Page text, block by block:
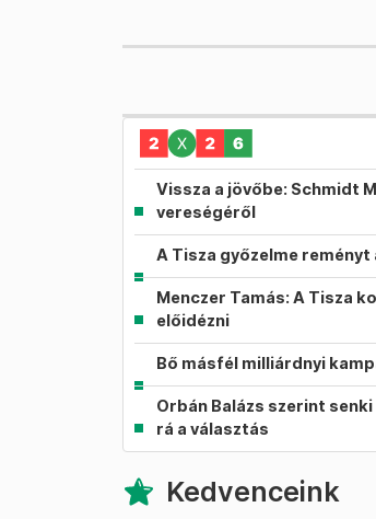
Vissza a jövőbe: Schmidt
vereségéről
A Tisza győzelme
Menczer Tamás: A Tisza
előidézni
Bő másfél milliárdnyi
Orbán Balázs szerint
rá a választás
Kedvenceink